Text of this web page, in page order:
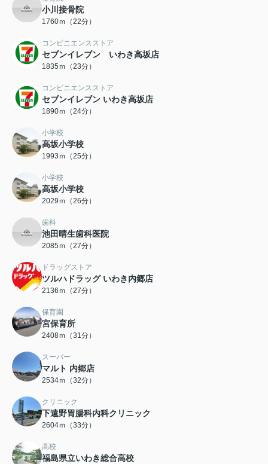
小川接骨院
1760ｍ（22分）
コンビニエンスストア
セブンイレブン いわき高坂店
1835ｍ（23分）
コンビニエンスストア
セブンイレブン いわき高坂店
1890ｍ（24分）
小学校
高坂小学校
1993ｍ（25分）
小学校
高坂小学校
2029ｍ（26分）
歯科
池田晴生歯科医院
2085ｍ（27分）
ドラッグストア
ツルハドラッグ いわき内郷店
2136ｍ（27分）
保育園
宮保育所
2408ｍ（31分）
スーパー
マルト 内郷店
2534ｍ（32分）
クリニック
下遠野胃腸科内科クリニック
2604ｍ（33分）
高校
福島県立いわき総合高校